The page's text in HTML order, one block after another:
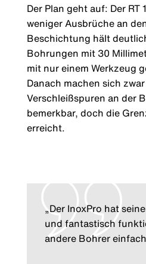
Der Plan geht auf: Der RT
weniger Ausbrüche an
Beschichtung hält
Bohrungen mit 30
mit nur einem Werkzeug
Danach machen sich
Verschleißspuren an der
bemerkbar, doch die
erreicht.
„Der InoxPro hat
und fantastisch
andere Bohrer